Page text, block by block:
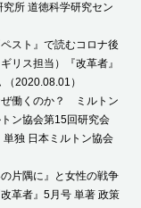
所 道徳科学研究セン
スト』で読むコロナ後
リス担当）『改革者』
2020.08.01）
ぜ働くのか？ ミルトン
ン協会第15回研究会
単独 日本ミルトン協会
片隅に』と女性の戦争
革者』5月号 単著 政策